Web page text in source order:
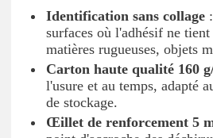
Identification sans collage
surfaces où l'adhésif ne
matières rugueuses, objets
Carton haute qualité 160
l'usure et au temps, adapté
de stockage.
Œillet de renforcement 5